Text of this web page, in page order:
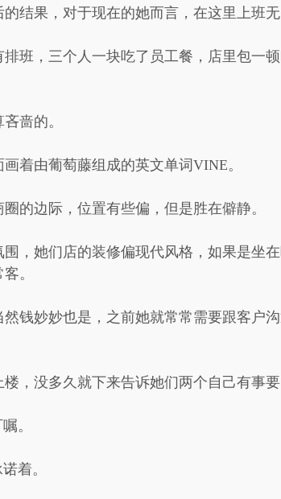
结果，对于现在的她而言，在这里上班无
班，三个人一块吃了员工餐，店里包一
啬的。
着由葡萄藤组成的英文单词VINE。
的边际，位置有些偏，但是胜在僻静。
，她们店的装修偏现代风格，如果是坐
。
钱妙妙也是，之前她就常常需要跟客户
，没多久就下来告诉她们两个自己有事要
。
着。